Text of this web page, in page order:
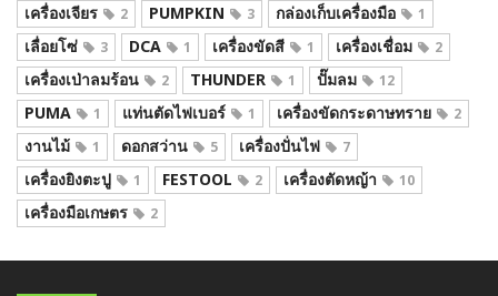
เครื่องเจียร 2 PUMPKIN 3 กล่องเก็บเครื่องมือ 1
เลื่อยโซ่ 3 DCA 1 เครื่องขัดสี 1 เครื่องเชื่อม 2
เครื่องเป่าลมร้อน 2 THUNDER 1 ปั๊มลม 12
PUMA 1 แท่นตัดไฟเบอร์ 1 เครื่องขัดกระดาษทราย 2
งานไม้ 1 ดอกสว่าน 5 เครื่องปั่นไฟ 7
เครื่องยิงตะปู 1 FESTOOL 2 เครื่องตัดหญ้า 10
เครื่องมือเกษตร 2